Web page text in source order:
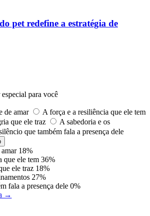
pet redefine a estratégia de
para você
de amar
A força e a resiliência que ele tem
que ele traz
A sabedoria e os
que também fala a presença dele
18%
que ele tem 36%
ele traz 18%
27%
fala a presença dele 0%
→